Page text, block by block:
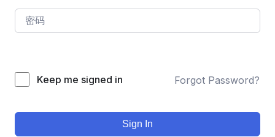
Keep me signed in Forgot Password?
Sign In